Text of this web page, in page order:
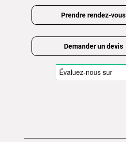
Prendre rendez-vous
Demander un devis